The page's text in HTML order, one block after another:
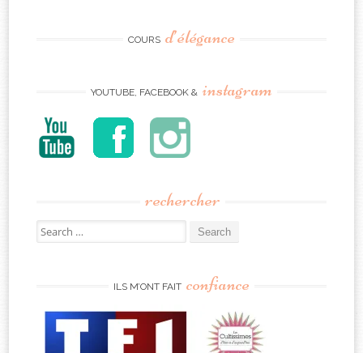
COURS d’élégance
YOUTUBE, FACEBOOK & instagram
rechercher
Search
for:
ILS M’ONT FAIT confiance